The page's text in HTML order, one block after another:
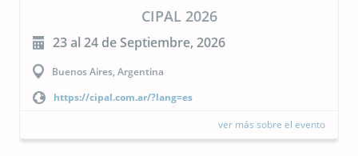
CIPAL 2026
23 al 24 de Septiembre, 2026
Buenos Aires, Argentina
https://cipal.com.ar/?lang=es
ver más sobre el evento